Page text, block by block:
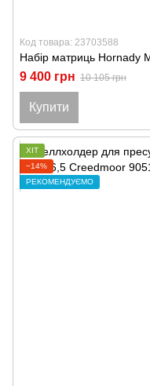
Код товара: 23703588
Набір матриць Hornady
9 400 грн 10 105 грн
Купити
ХІТ
−14%
РЕКОМЕНДУЄМО